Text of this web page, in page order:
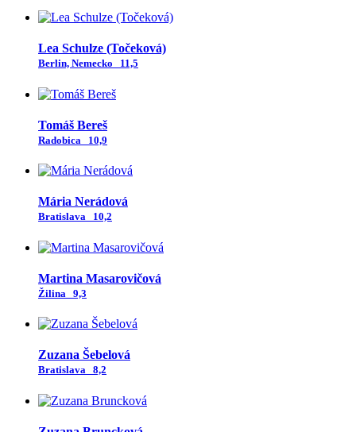
Lea Schulze (Točeková)
Berlin, Nemecko 11,5
Tomáš Bereš
Radobica 10,9
Mária Nerádová
Bratislava 10,2
Martina Masarovičová
Žilina 9,3
Zuzana Šebelová
Bratislava 8,2